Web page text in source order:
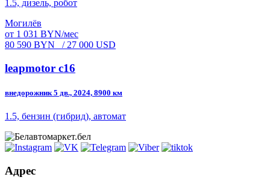
1.5, дизель, робот
Могилёв
от 1 031 BYN/мес
80 590 BYN
/ 27 000 USD
leapmotor c16
внедорожник 5 дв., 2024, 8900 км
1.5, бензин (гибрид), автомат
Адрес